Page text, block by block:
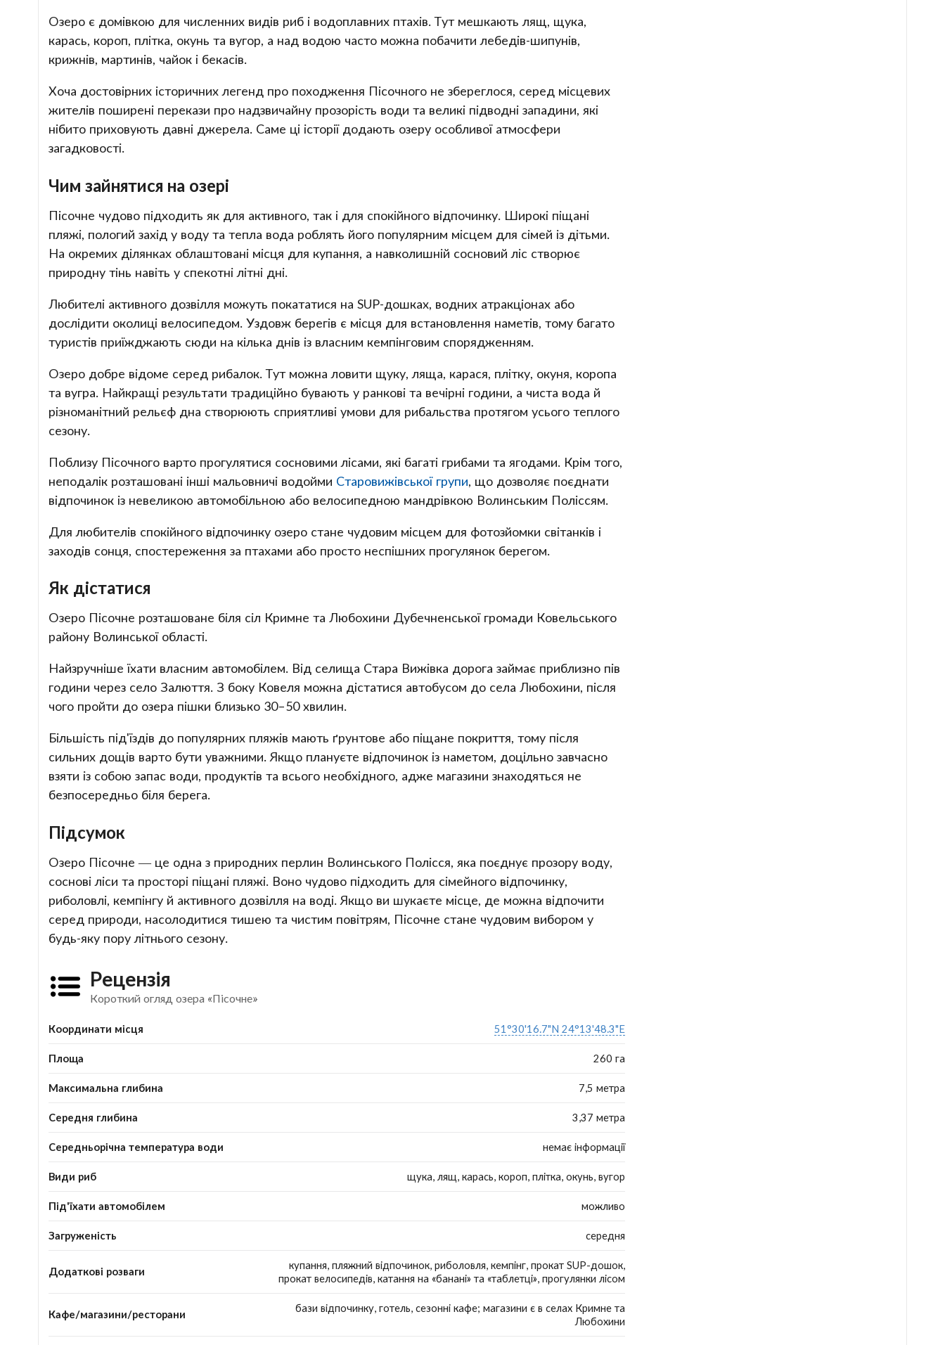
Озеро є домівкою для численних видів риб і водоплавних птахів. Тут мешкають лящ, щука,
карась, короп, плітка, окунь та вугор, а над водою часто можна побачити лебедів-шипунів,
крижнів, мартинів, чайок і бекасів.
Хоча достовірних історичних легенд про походження Пісочного не збереглося, серед місцевих
жителів поширені перекази про надзвичайну прозорість води та великі підводні западини, які
нібито приховують давні джерела. Саме ці історії додають озеру особливої атмосфери
загадковості.
Чим зайнятися на озері
Пісочне чудово підходить як для активного, так і для спокійного відпочинку. Широкі піщані
пляжі, пологий захід у воду та тепла вода роблять його популярним місцем для сімей із дітьми.
На окремих ділянках облаштовані місця для купання, а навколишній сосновий ліс створює
природну тінь навіть у спекотні літні дні.
Любителі активного дозвілля можуть покататися на SUP-дошках, водних атракціонах або
дослідити околиці велосипедом. Уздовж берегів є місця для встановлення наметів, тому багато
туристів приїжджають сюди на кілька днів із власним кемпінговим спорядженням.
Озеро добре відоме серед рибалок. Тут можна ловити щуку, ляща, карася, плітку, окуня, коропа
та вугра. Найкращі результати традиційно бувають у ранкові та вечірні години, а чиста вода й
різноманітний рельєф дна створюють сприятливі умови для рибальства протягом усього теплого
сезону.
Поблизу Пісочного варто прогулятися сосновими лісами, які багаті грибами та ягодами. Крім того,
неподалік розташовані інші мальовничі водойми Старовижівської групи, що дозволяє поєднати
відпочинок із невеликою автомобільною або велосипедною мандрівкою Волинським Поліссям.
Для любителів спокійного відпочинку озеро стане чудовим місцем для фотозйомки світанків і
заходів сонця, спостереження за птахами або просто неспішних прогулянок берегом.
Як дістатися
Озеро Пісочне розташоване біля сіл Кримне та Любохини Дубечненської громади Ковельського
району Волинської області.
Найзручніше їхати власним автомобілем. Від селища Стара Вижівка дорога займає приблизно пів
години через село Залюття. З боку Ковеля можна дістатися автобусом до села Любохини, після
чого пройти до озера пішки близько 30–50 хвилин.
Більшість під'їздів до популярних пляжів мають ґрунтове або піщане покриття, тому після
сильних дощів варто бути уважними. Якщо плануєте відпочинок із наметом, доцільно завчасно
взяти із собою запас води, продуктів та всього необхідного, адже магазини знаходяться не
безпосередньо біля берега.
Підсумок
Озеро Пісочне — це одна з природних перлин Волинського Полісся, яка поєднує прозору воду,
соснові ліси та просторі піщані пляжі. Воно чудово підходить для сімейного відпочинку,
риболовлі, кемпінгу й активного дозвілля на воді. Якщо ви шукаєте місце, де можна відпочити
серед природи, насолодитися тишею та чистим повітрям, Пісочне стане чудовим вибором у
будь-яку пору літнього сезону.
Рецензія
Короткий огляд озера «Пісочне»
Координати місця 51°30'16.7"N 24°13'48.3"E
Площа 260 га
Максимальна глибина 7,5 метра
Середня глибина 3,37 метра
Середньорічна температура води немає інформації
Види риб щука, лящ, карась, короп, плітка, окунь, вугор
Під'їхати автомобілем можливо
Загруженість середня
Додаткові розваги
купання, пляжний відпочинок, риболовля, кемпінг, прокат SUP-дошок,
прокат велосипедів, катання на «банані» та «таблетці», прогулянки лісом
Кафе/магазини/ресторани
бази відпочинку, готель, сезонні кафе; магазини є в селах Кримне та
Любохини